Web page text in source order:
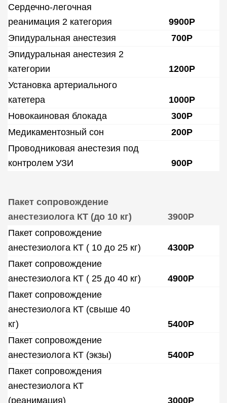
Сердечно-легочная
реанимация 2 категория
9900Р
Эпидуральная анестезия
700Р
Эпидуральная анестезия 2
категории
1200Р
Установка артериального
катетера
1000Р
Новокаиновая блокада
300Р
Медикаментозный сон
200Р
Проводниковая анестезия под
контролем УЗИ
900Р
Пакет сопровождение
анестезиолога КТ (до 10 кг)
3900Р
Пакет сопровождение
анестезиолога КТ ( 10 до 25 кг)
4300Р
Пакет сопровождение
анестезиолога КТ ( 25 до 40 кг)
4900Р
Пакет сопровождение
анестезиолога КТ (свыше 40
кг)
5400Р
Пакет сопровождение
анестезиолога КТ (экзы)
5400Р
Пакет сопровождения
анестезиолога КТ
(реанимация)
3000Р